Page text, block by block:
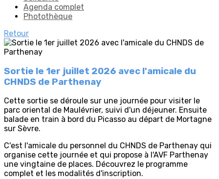
Agenda complet
Photothèque
Retour
Sortie le 1er juillet 2026 avec l'amicale du
CHNDS de Parthenay
Cette sortie se déroule sur une journée pour visiter le
parc oriental de Maulévrier, suivi d'un déjeuner. Ensuite
balade en train à bord du Picasso au départ de Mortagne
sur Sèvre.
C'est l'amicale du personnel du CHNDS de Parthenay qui
organise cette journée et qui propose à l'AVF Parthenay
une vingtaine de places. Découvrez le programme
complet et les modalités d'inscription.